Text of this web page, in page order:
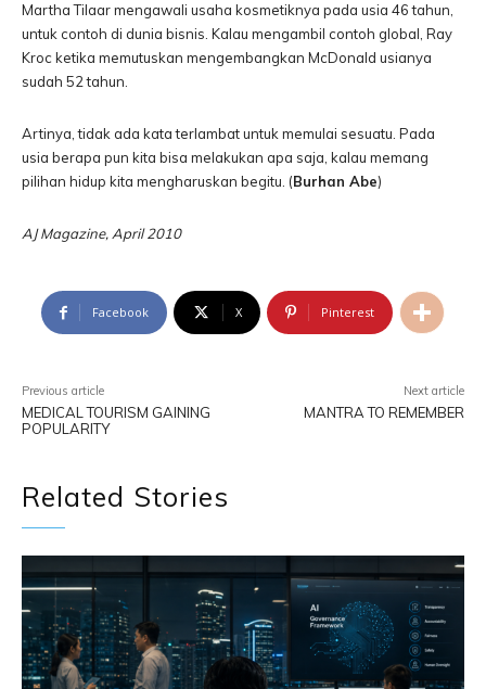
Martha Tilaar mengawali usaha kosmetiknya pada usia 46 tahun,
untuk contoh di dunia bisnis. Kalau mengambil contoh global, Ray
Kroc ketika memutuskan mengembangkan McDonald usianya
sudah 52 tahun.
Artinya, tidak ada kata terlambat untuk memulai sesuatu. Pada
usia berapa pun kita bisa melakukan apa saja, kalau memang
pilihan hidup kita mengharuskan begitu. (Burhan Abe)
AJ Magazine, April 2010
Facebook X Pinterest
Previous article
MEDICAL TOURISM GAINING
POPULARITY
Next article
MANTRA TO REMEMBER
Related Stories